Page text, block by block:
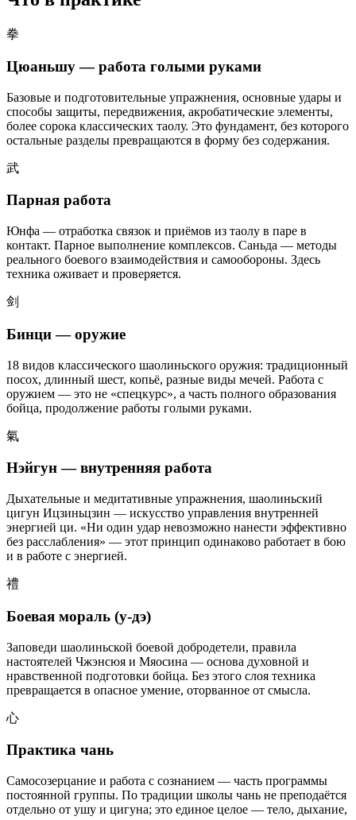
拳
Цюаньшу — работа голыми руками
Базовые и подготовительные упражнения, основные удары и
способы защиты, передвижения, акробатические элементы,
более сорока классических таолу. Это фундамент, без которого
остальные разделы превращаются в форму без содержания.
武
Парная работа
Юнфа — отработка связок и приёмов из таолу в паре в
контакт. Парное выполнение комплексов. Саньда — методы
реального боевого взаимодействия и самообороны. Здесь
техника оживает и проверяется.
剑
Бинци — оружие
18 видов классического шаолиньского оружия: традиционный
посох, длинный шест, копьё, разные виды мечей. Работа с
оружием — это не «спецкурс», а часть полного образования
бойца, продолжение работы голыми руками.
氣
Нэйгун — внутренняя работа
Дыхательные и медитативные упражнения, шаолиньский
цигун Ицзиньцзин — искусство управления внутренней
энергией ци. «Ни один удар невозможно нанести эффективно
без расслабления» — этот принцип одинаково работает в бою
и в работе с энергией.
禮
Боевая мораль (у-дэ)
Заповеди шаолиньской боевой добродетели, правила
настоятелей Чжэнсюя и Мяосина — основа духовной и
нравственной подготовки бойца. Без этого слоя техника
превращается в опасное умение, оторванное от смысла.
心
Практика чань
Самосозерцание и работа с сознанием — часть программы
постоянной группы. По традиции школы чань не преподаётся
отдельно от ушу и цигуна; это единое целое — тело, дыхание,